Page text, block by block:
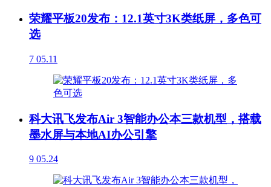
荣耀平板20发布：12.1英寸3K类纸屏，多色可
选
7 05.11
科大讯飞发布Air 3智能办公本三款机型，搭载
墨水屏与本地AI办公引擎
9 05.24